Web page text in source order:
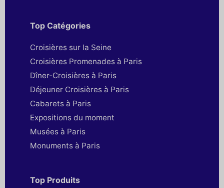
Top Catégories
Croisières sur la Seine
Croisières Promenades à Paris
Dîner-Croisières à Paris
Déjeuner Croisières à Paris
Cabarets à Paris
Expositions du moment
Musées à Paris
Monuments à Paris
Top Produits